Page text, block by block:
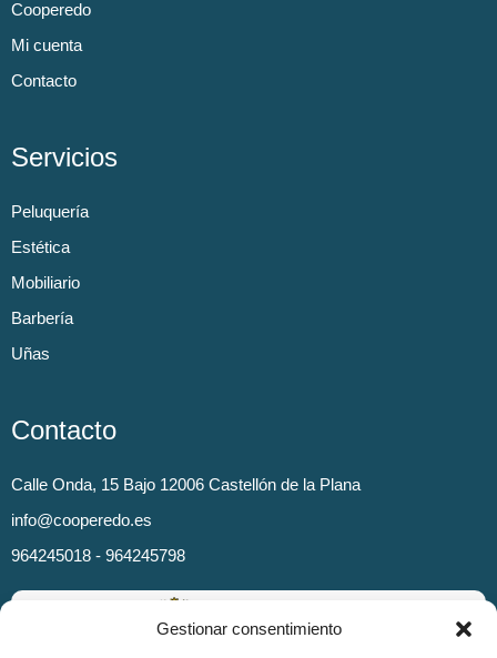
Gestionar consentimiento
Cooperedo
Mi cuenta
Contacto
Servicios
Peluquería
Estética
Mobiliario
Barbería
Uñas
Contacto
Calle Onda, 15 Bajo 12006 Castellón de la Plana
info@cooperedo.es
964245018 - 964245798